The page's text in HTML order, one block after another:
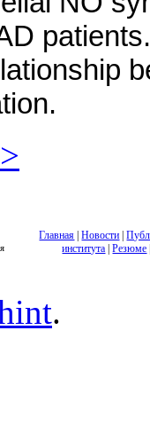
Главная |Новости |
института |Резюме
.